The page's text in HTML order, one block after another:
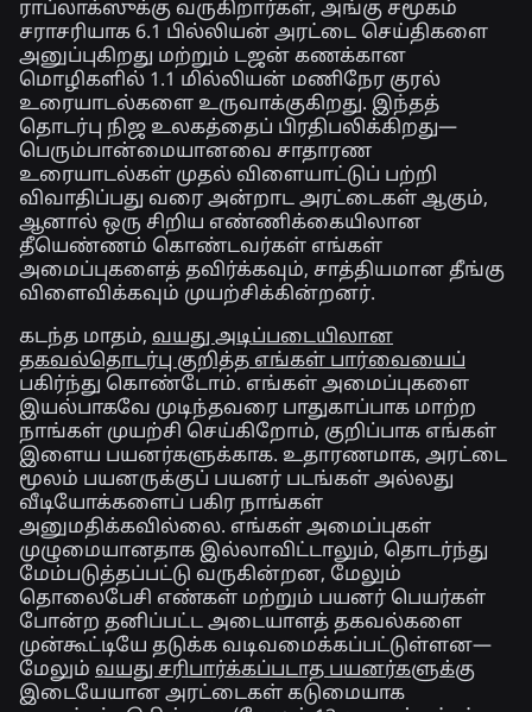
ராப்லாக்ஸுக்கு வருகிறார்கள், அங்கு சமூகம்
சராசரியாக 6.1 பில்லியன் அரட்டை செய்திகளை
அனுப்புகிறது மற்றும் டஜன் கணக்கான
மொழிகளில் 1.1 மில்லியன் மணிநேர குரல்
உரையாடல்களை உருவாக்குகிறது. இந்தத்
தொடர்பு நிஜ உலகத்தைப் பிரதிபலிக்கிறது—
பெரும்பான்மையானவை சாதாரண
உரையாடல்கள் முதல் விளையாட்டுப் பற்றி
விவாதிப்பது வரை அன்றாட அரட்டைகள் ஆகும்,
ஆனால் ஒரு சிறிய எண்ணிக்கையிலான
தீயெண்ணம் கொண்டவர்கள் எங்கள்
அமைப்புகளைத் தவிர்க்கவும், சாத்தியமான தீங்கு
விளைவிக்கவும் முயற்சிக்கின்றனர்.
கடந்த மாதம், வயது அடிப்படையிலான
தகவல்தொடர்பு குறித்த எங்கள் பார்வையைப்
பகிர்ந்து கொண்டோம். எங்கள் அமைப்புகளை
இயல்பாகவே முடிந்தவரை பாதுகாப்பாக மாற்ற
நாங்கள் முயற்சி செய்கிறோம், குறிப்பாக எங்கள்
இளைய பயனர்களுக்காக. உதாரணமாக, அரட்டை
மூலம் பயனருக்குப் பயனர் படங்கள் அல்லது
வீடியோக்களைப் பகிர நாங்கள்
அனுமதிக்கவில்லை. எங்கள் அமைப்புகள்
முழுமையானதாக இல்லாவிட்டாலும், தொடர்ந்து
மேம்படுத்தப்பட்டு வருகின்றன, மேலும்
தொலைபேசி எண்கள் மற்றும் பயனர் பெயர்கள்
போன்ற தனிப்பட்ட அடையாளத் தகவல்களை
முன்கூட்டியே தடுக்க வடிவமைக்கப்பட்டுள்ளன—
மேலும் வயது சரிபார்க்கப்படாத பயனர்களுக்கு
இடையேயான அரட்டைகள் கடுமையாக